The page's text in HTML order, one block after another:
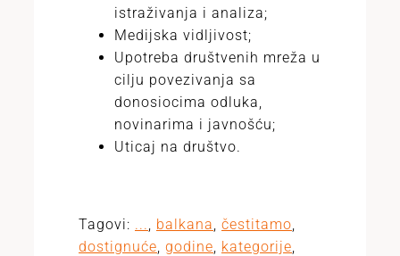
istraživanja i analiza;
Medijska vidljivost;
Upotreba društvenih mreža u
cilju povezivanja sa
donosiocima odluka,
novinarima i javnošću;
Uticaj na društvo.
Tagovi: ..., balkana, čestitamo,
dostignuće, godine, kategorije,